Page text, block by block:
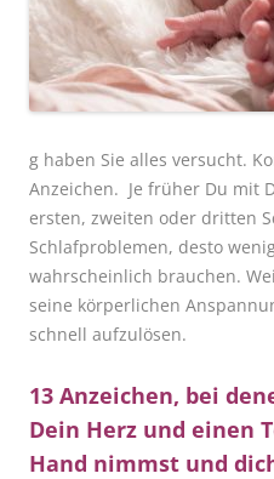
g haben Sie alles versucht.
Anzeichen. Je früher Du mit
ersten, zweiten oder dritten
Schlafproblemen, desto
wahrscheinlich brauchen.
seine körperlichen
schnell aufzulösen.
13 Anzeichen, bei
Dein Herz und einen
Hand nimmst und